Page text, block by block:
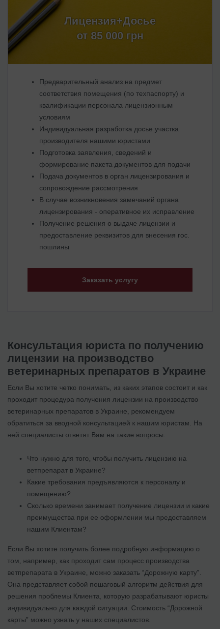
Лицензия+Досье
от 85 000 грн
Предварительный анализ на предмет
соответствия помещения (по техпаспорту) и
квалификации персонала лицензионным
условиям
Индивидуальная разработка досье участка
производителя нашими юристами
Подготовка заявления, сведений и
формирование пакета документов для подачи
Подача документов в орган лицензирования и
сопровождение рассмотрения
В случае возникновения замечаний органа
лицензирования - оперативное их исправление
Получение решения о выдаче лицензии и
предоставление реквизитов для внесения гос.
пошлины
Заказать услугу
Консультация юриста по получению
лицензии на производство
ветеринарных препаратов в Украине
Если Вы хотите четко понимать, из каких этапов состоит и как
проходит процедура получения лицензии на производство
ветеринарных препаратов в Украине, рекомендуем
обратиться за вводной консультацией к нашим юристам. На
ней специалисты ответят Вам на такие вопросы:
Что нужно для того, чтобы получить лицензию на
ветпрепарат в Украине?
Какие требования предъявляются к персоналу и
помещению?
Сколько времени занимает получение лицензии и какие
преимущества при ее оформлении мы предоставляем
нашим Клиентам?
Если Вы хотите получить более подробную информацию о
том, например, как проходит сам процесс производства
ветпрепарата в Украине, можно заказать “Дорожную карту”.
Она представляет собой пошаговый алгоритм действия для
решения проблемы Клиента, которую разрабатывают юристы
индивидуально для каждой ситуации. Стоимость “Дорожной
карты” можно узнать у наших специалистов.